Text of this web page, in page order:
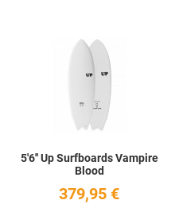
5'6'' Up Surfboards Vampire
Blood
379,95 €